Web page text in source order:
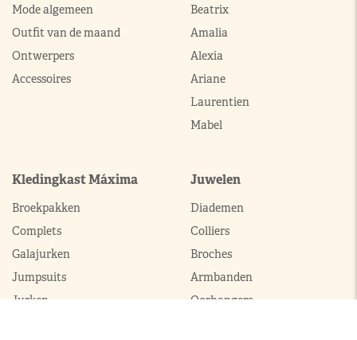
Mode algemeen
Outfit van de maand
Ontwerpers
Accessoires
Beatrix
Amalia
Alexia
Ariane
Laurentien
Mabel
Kledingkast Máxima
Broekpakken
Complets
Galajurken
Jumpsuits
Jurken
Juwelen
Diademen
Colliers
Broches
Armbanden
Oorhangers